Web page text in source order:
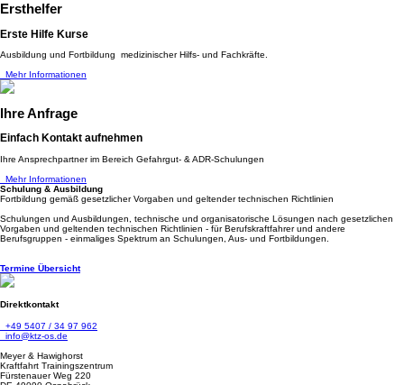
Ersthelfer
Erste Hilfe Kurse
Ausbildung und Fortbildung medizinischer Hilfs- und Fachkräfte.
Mehr Informationen
Ihre Anfrage
Einfach Kontakt aufnehmen
Ihre Ansprechpartner im Bereich Gefahrgut- & ADR-Schulungen
Mehr Informationen
Schulung & Ausbildung
Fortbildung gemäß gesetzlicher Vorgaben und geltender technischen Richtlinien
Schulungen und Ausbildungen, technische und organisatorische Lösungen nach gesetzlichen
Vorgaben und geltenden technischen Richtlinien - für Berufskraftfahrer und andere
Berufsgruppen - einmaliges Spektrum an Schulungen, Aus- und Fortbildungen.
Termine Übersicht
Direktkontakt
+49 5407 / 34 97 962
info@ktz-os.de
Meyer & Hawighorst
Kraftfahrt Trainingszentrum
Fürstenauer Weg 220